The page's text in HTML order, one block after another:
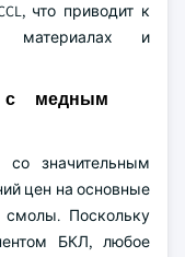
что приводит к
материалах и
с медным
со значительным
цен на основные
Поскольку
БКЛ, любое